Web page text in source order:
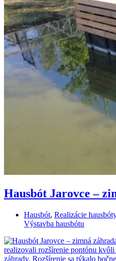
Hausbót Jarovce –
Hausbót, Realizácie hausbóty
Výstavba hausbótu